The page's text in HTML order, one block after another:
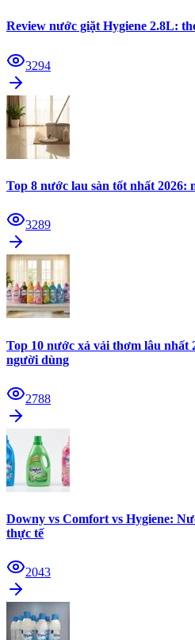
Review nước giặt Hygiene 2.8L:
3294
Top 8 nước lau sàn tốt nhất 2026:
3289
Top 10 nước xả vải thơm lâu nhất
người dùng
2788
Downy vs Comfort vs Hygiene:
thực tế
2043